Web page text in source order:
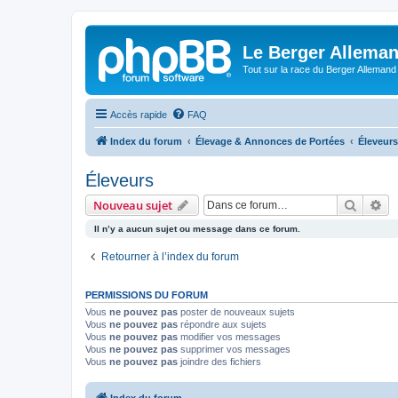
Le Berger
Tout sur la race du Berger Allemand
Accès rapide FAQ
Index du forum Élevage & Annonces de Portées Éleveurs
Éleveurs
Nouveau sujet
Il n’y a aucun sujet ou message dans ce forum.
Retourner à l’index du forum
PERMISSIONS DU FORUM
Vous ne pouvez pas poster de nouveaux sujets
Vous ne pouvez pas répondre aux sujets
Vous ne pouvez pas modifier vos messages
Vous ne pouvez pas supprimer vos messages
Vous ne pouvez pas joindre des fichiers